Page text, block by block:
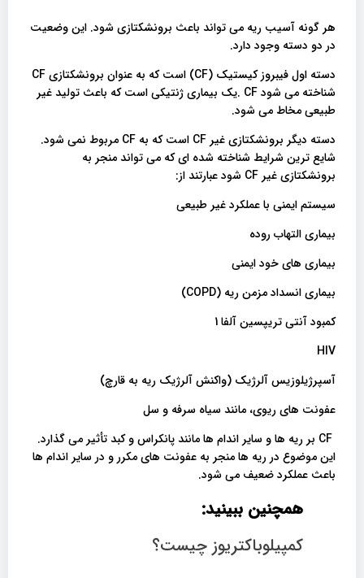
هر گونه آسیب ریه می تواند باعث برونشکتازی شود. این وضعیت
در دو دسته وجود دارد.
دسته اول فیبروز کیستیک (CF) است که به عنوان برونشکتازی CF
شناخته می شود CF .یک بیماری ژنتیکی است که باعث تولید غیر
طبیعی مخاط می شود.
دسته دیگر برونشکتازی غیر CF است که به CF مربوط نمی شود.
شایع ترین شرایط شناخته شده ای که می تواند منجر به
برونشکتازی غیر CF شود عبارتند از:
سیستم ایمنی با عملکرد غیر طبیعی
بیماری التهاب روده
بیماری های خود ایمنی
بیماری انسداد مزمن ریه (COPD)
کمبود آنتی تریپسین آلفا 1
HIV
آسپرژیلوزیس آلرژیک (واکنش آلرژیک ریه به قارچ)
عفونت های ریوی، مانند سیاه سرفه و سل
CF بر ریه ها و سایر اندام ها مانند پانکراس و کبد تأثیر می گذارد.
این موضوع در ریه ها منجر به عفونت های مکرر و در سایر اندام ها
باعث عملکرد ضعیف می شود.
همچنین ببینید:
کمپیلوباکتریوز چیست؟